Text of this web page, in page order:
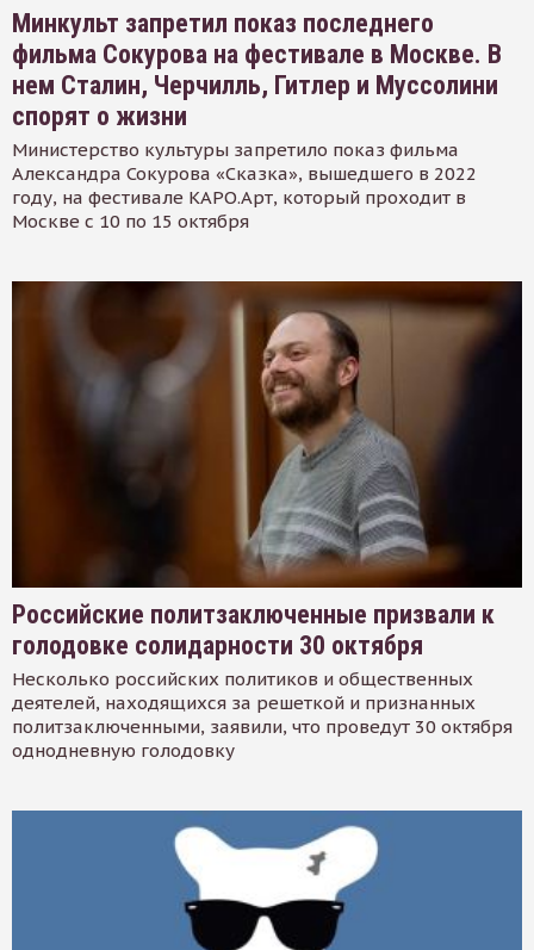
Минкульт запретил показ последнего
фильма Сокурова на фестивале в Москве. В
нем Сталин, Черчилль, Гитлер и Муссолини
спорят о жизни
Министерство культуры запретило показ фильма
Александра Сокурова «Сказка», вышедшего в 2022
году, на фестивале КАРО.Арт, который проходит в
Москве с 10 по 15 октября
Российские политзаключенные призвали к
голодовке солидарности 30 октября
Несколько российских политиков и общественных
деятелей, находящихся за решеткой и признанных
политзаключенными, заявили, что проведут 30 октября
однодневную голодовку